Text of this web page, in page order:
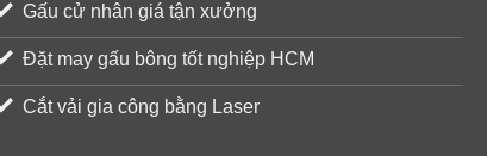
Gấu cử nhân giá tận xưởng
Đặt may gấu bông tốt nghiệp HCM
Cắt vải gia công bằng Laser